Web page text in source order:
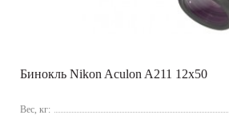
Бинокль Nikon Aculon A211 12x50
Вес, кг: